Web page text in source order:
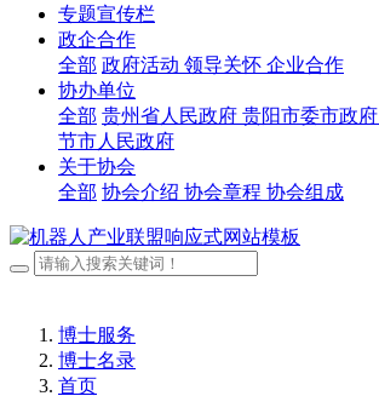
专题宣传栏
政企合作
全部 政府活动 领导关怀 企业合作
协办单位
全部 贵州省人民政府 贵阳市委市政府
节市人民政府
关于协会
全部 协会介绍 协会章程 协会组成
博士服务
博士名录
首页